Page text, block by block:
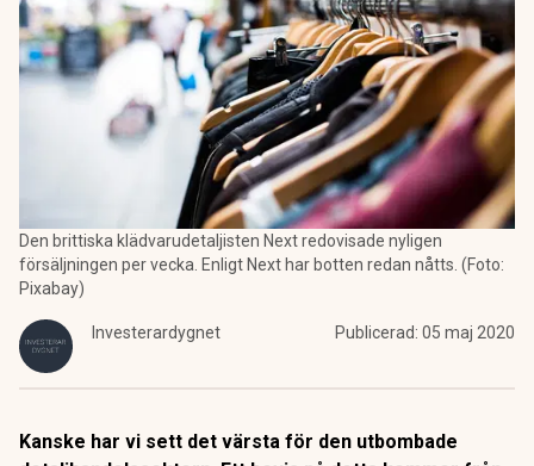
Den brittiska klädvarudetaljisten Next redovisade nyligen
försäljningen per vecka. Enligt Next har botten redan nåtts. (Foto:
Pixabay)
Investerardygnet Publicerad: 05 maj 2020
Kanske har vi sett det värsta för den utbombade